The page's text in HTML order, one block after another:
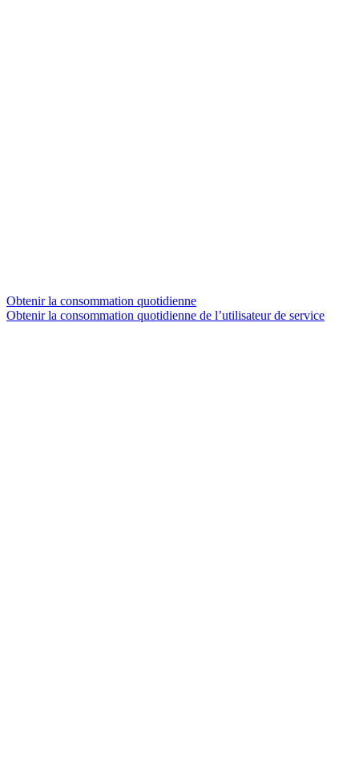
Obtenir la consommation quotidienne
Obtenir la consommation quotidienne de l’utilisateur de service